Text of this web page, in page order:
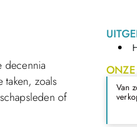
decennia
zoals
of
Van